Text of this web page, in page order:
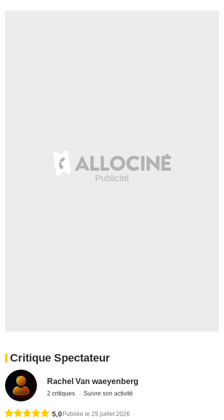
Critique Spectateur
Rachel Van waeyenberg
2 critiques Suivre son activité
5,0 Publiée le 25 juillet 2026